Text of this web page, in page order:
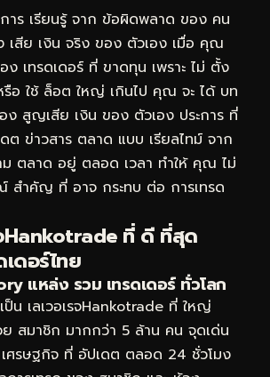
าร เรียนรู้ จาก ข้อผิดพลาด ของ คน
เสีย เงิน จริง ของ ตัวเอง เมื่อ คุณ
ง เทรดเดอร์ ที่ ขาดทุน เพราะ ไม่ ตั้ง
อ ใช้ ล็อต ใหญ่ เกินไป คุณ จะ ได้ บท
ง สูญเสีย เงิน ของ ตัวเอง ประการ ที่
ต ข่าวสาร ตลาด แบบ เรียลไทม์ จาก
ตลาด อยู่ ตลอด เวลา ทำให้ คุณ ไม่
สำคัญ ที่ อาจ กระทบ ต่อ การเทรด
จHankotrade ที่ ดี ที่สุด
ดอร์ไทย
แหล่ง รวม เทรดเดอร์ ทั่วโลก
น เลเวอเรจHankotrade ที่ ใหญ่
สมาชิก มากกว่า 5 ล้าน คน จุดเด่น
ศรษฐกิจ ที่ อัปเดต ตลอด 24 ชั่วโมง